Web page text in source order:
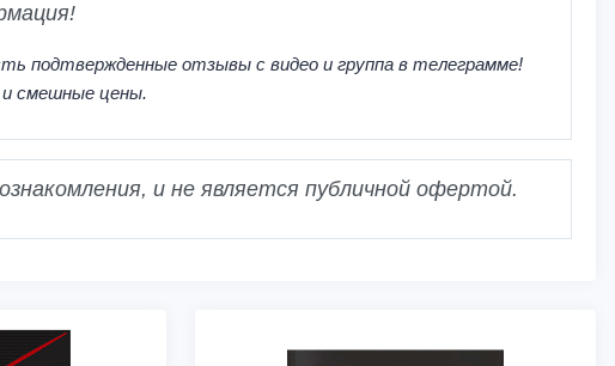
подтвержденные отзывы с видео и группа в телеграмме!
и смешные цены.
и не является публичной офертой.